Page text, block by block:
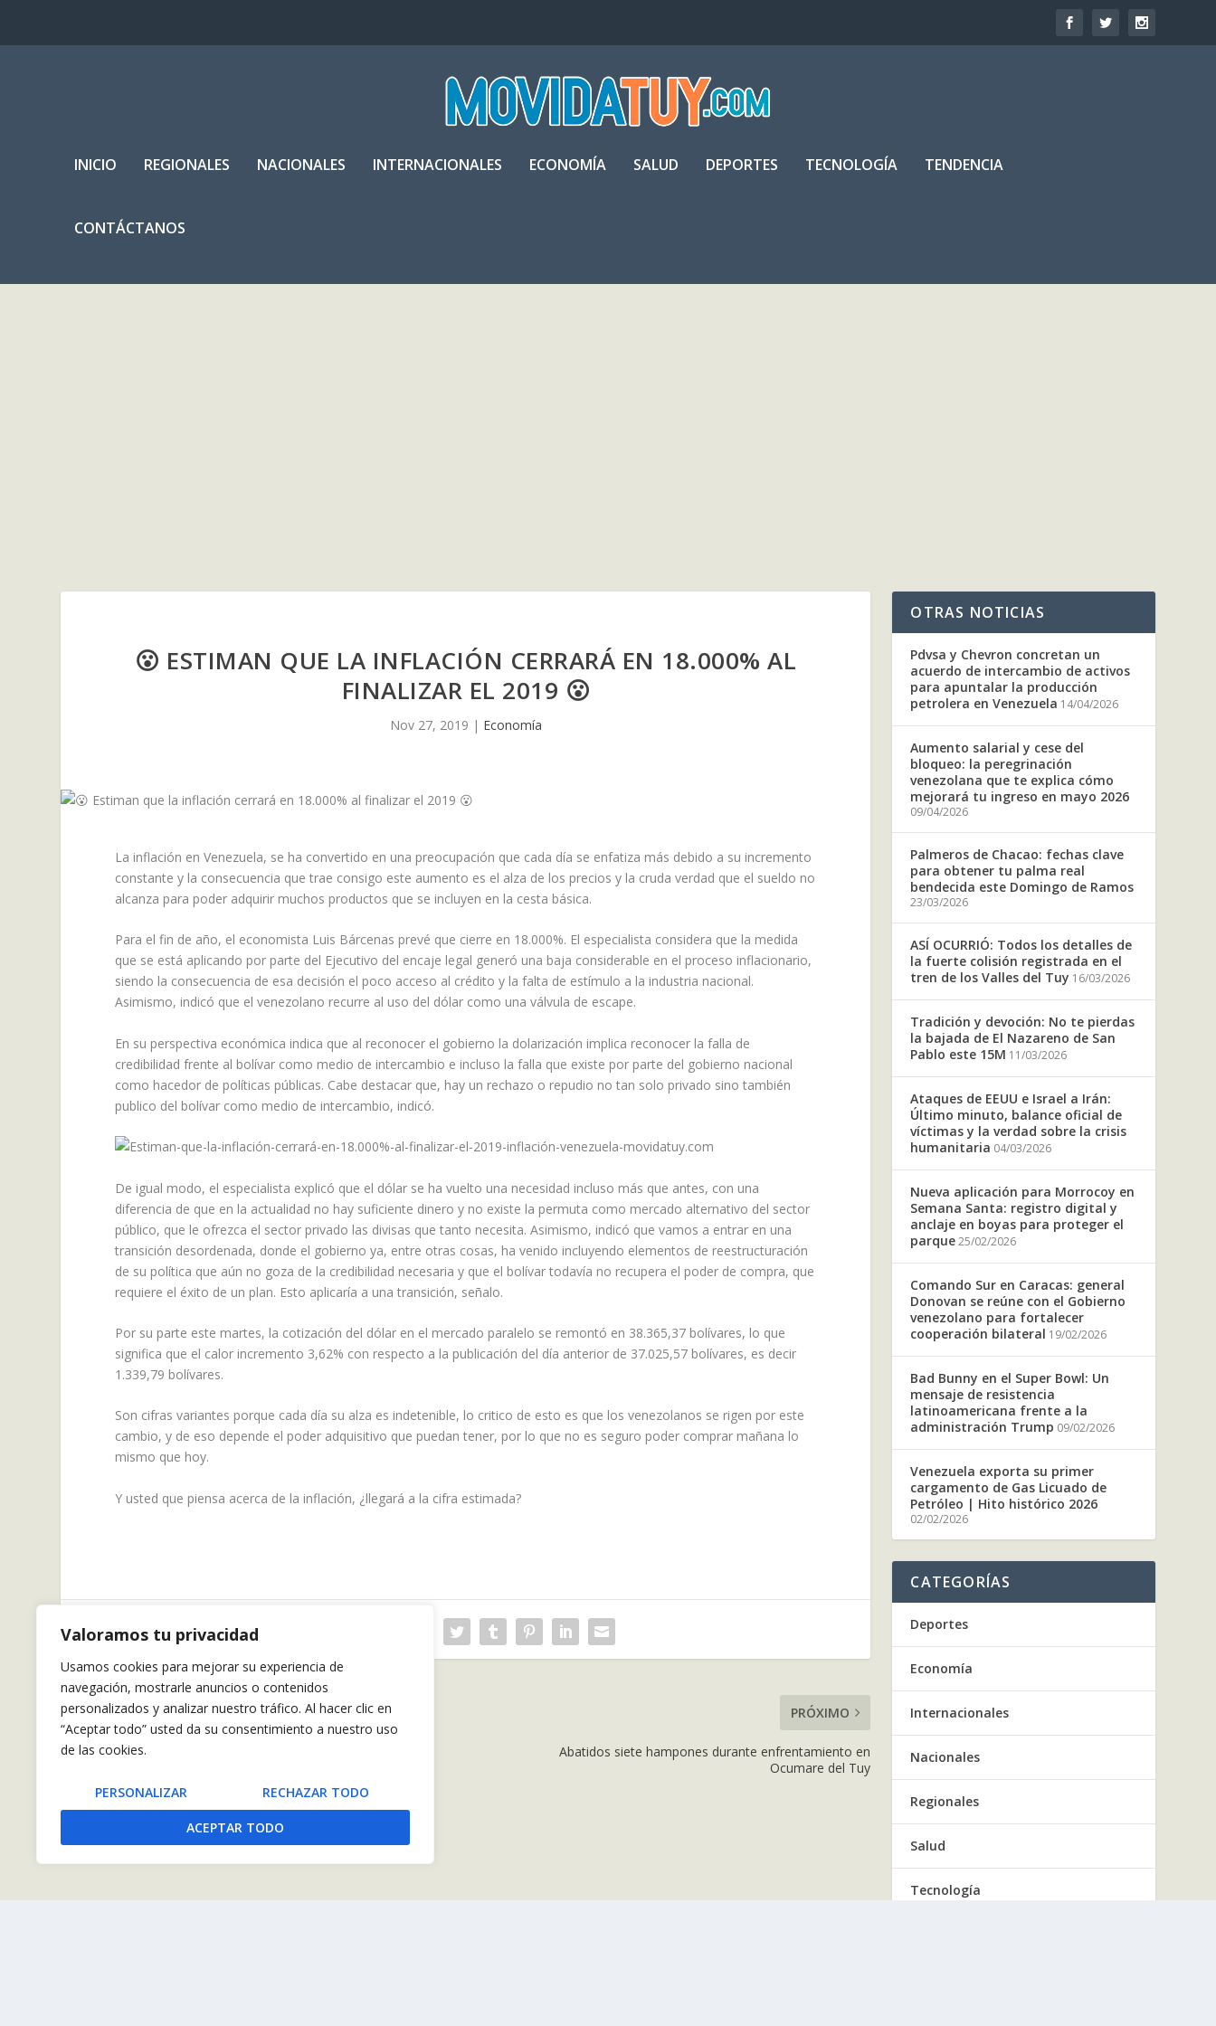
Valoramos tu privacidad
Usamos cookies para mejorar su experiencia de
navegación, mostrarle anuncios o contenidos
personalizados y analizar nuestro tráfico. Al hacer clic en
“Aceptar todo” usted da su consentimiento a nuestro uso
de las cookies.
PERSONALIZAR RECHAZAR TODO
ACEPTAR TODO
INICIO REGIONALES NACIONALES INTERNACIONALES ECONOMÍA SALUD DEPORTES TECNOLOGÍA TENDENCIA
CONTÁCTANOS
😮 ESTIMAN QUE LA INFLACIÓN CERRARÁ EN 18.000% AL
FINALIZAR EL 2019 😮
Nov 27, 2019 | Economía
La inflación en Venezuela, se ha convertido en una preocupación que cada día se enfatiza más debido a su incremento
constante y la consecuencia que trae consigo este aumento es el alza de los precios y la cruda verdad que el sueldo no
alcanza para poder adquirir muchos productos que se incluyen en la cesta básica.
Para el fin de año, el economista Luis Bárcenas prevé que cierre en 18.000%. El especialista considera que la medida
que se está aplicando por parte del Ejecutivo del encaje legal generó una baja considerable en el proceso inflacionario,
siendo la consecuencia de esa decisión el poco acceso al crédito y la falta de estímulo a la industria nacional.
Asimismo, indicó que el venezolano recurre al uso del dólar como una válvula de escape.
En su perspectiva económica indica que al reconocer el gobierno la dolarización implica reconocer la falla de
credibilidad frente al bolívar como medio de intercambio e incluso la falla que existe por parte del gobierno nacional
como hacedor de políticas públicas. Cabe destacar que, hay un rechazo o repudio no tan solo privado sino también
publico del bolívar como medio de intercambio, indicó.
De igual modo, el especialista explicó que el dólar se ha vuelto una necesidad incluso más que antes, con una
diferencia de que en la actualidad no hay suficiente dinero y no existe la permuta como mercado alternativo del sector
público, que le ofrezca el sector privado las divisas que tanto necesita. Asimismo, indicó que vamos a entrar en una
transición desordenada, donde el gobierno ya, entre otras cosas, ha venido incluyendo elementos de reestructuración
de su política que aún no goza de la credibilidad necesaria y que el bolívar todavía no recupera el poder de compra, que
requiere el éxito de un plan. Esto aplicaría a una transición, señalo.
Por su parte este martes, la cotización del dólar en el mercado paralelo se remontó en 38.365,37 bolívares, lo que
significa que el calor incremento 3,62% con respecto a la publicación del día anterior de 37.025,57 bolívares, es decir
1.339,79 bolívares.
Son cifras variantes porque cada día su alza es indetenible, lo critico de esto es que los venezolanos se rigen por este
cambio, y de eso depende el poder adquisitivo que puedan tener, por lo que no es seguro poder comprar mañana lo
mismo que hoy.
Y usted que piensa acerca de la inflación, ¿llegará a la cifra estimada?
Mujer fue asesinada en la autopista Charallave-Ocumare
ANTERIOR
PRÓXIMO
Abatidos siete hampones durante enfrentamiento en
Ocumare del Tuy
OTRAS NOTICIAS
Pdvsa y Chevron concretan un
acuerdo de intercambio de activos
para apuntalar la producción
petrolera en Venezuela 14/04/2026
Aumento salarial y cese del
bloqueo: la peregrinación
venezolana que te explica cómo
mejorará tu ingreso en mayo 2026
09/04/2026
Palmeros de Chacao: fechas clave
para obtener tu palma real
bendecida este Domingo de Ramos
23/03/2026
ASÍ OCURRIÓ: Todos los detalles de
la fuerte colisión registrada en el
tren de los Valles del Tuy 16/03/2026
Tradición y devoción: No te pierdas
la bajada de El Nazareno de San
Pablo este 15M 11/03/2026
Ataques de EEUU e Israel a Irán:
Último minuto, balance oficial de
víctimas y la verdad sobre la crisis
humanitaria 04/03/2026
Nueva aplicación para Morrocoy en
Semana Santa: registro digital y
anclaje en boyas para proteger el
parque25/02/2026
Comando Sur en Caracas: general
Donovan se reúne con el Gobierno
venezolano para fortalecer
cooperación bilateral 19/02/2026
Bad Bunny en el Super Bowl: Un
mensaje de resistencia
latinoamericana frente a la
administración Trump 09/02/2026
Venezuela exporta su primer
cargamento de Gas Licuado de
Petróleo | Hito histórico 2026
02/02/2026
CATEGORÍAS
Deportes
Economía
Internacionales
Nacionales
Regionales
Salud
Tecnología